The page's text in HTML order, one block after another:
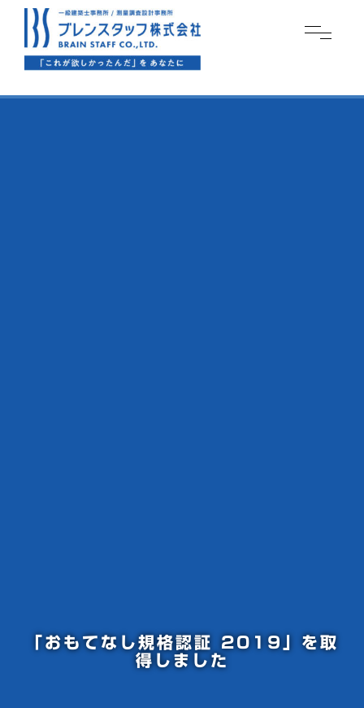
「おもてなし規格認証 2019」を取
得しました